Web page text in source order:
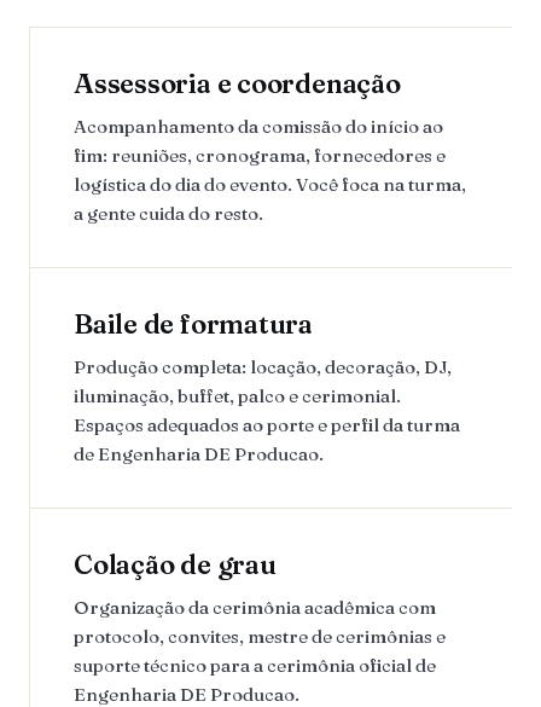
Assessoria e coordenação
Acompanhamento da comissão do início ao
fim: reuniões, cronograma, fornecedores e
logística do dia do evento. Você foca na turma,
a gente cuida do resto.
Baile de formatura
Produção completa: locação, decoração, DJ,
iluminação, buffet, palco e cerimonial.
Espaços adequados ao porte e perfil da turma
de Engenharia DE Producao.
Colação de grau
Organização da cerimônia acadêmica com
protocolo, convites, mestre de cerimônias e
suporte técnico para a cerimônia oficial de
Engenharia DE Producao.